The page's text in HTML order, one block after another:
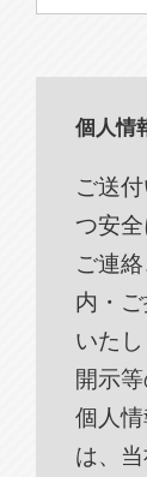
個人情
ご送
つ安
ご連
内・
いた
開示
個人
は、